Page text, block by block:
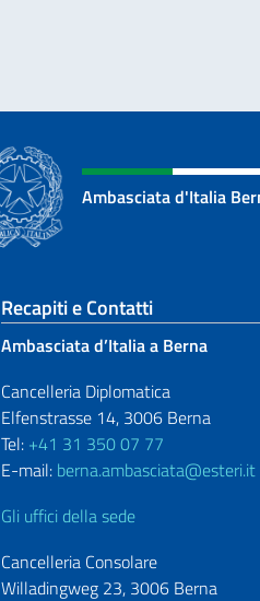
Ambasciata d'Italia
Sezione footer
Recapiti e Contatti
Ambasciata d’Italia a Berna
Cancelleria Diplomatica
Elfenstrasse 14, 3006 Berna
Tel: +41 31 350 07 77
E-mail: berna.ambasciata@esteri.it
Gli uffici della sede
Cancelleria Consolare
Willadingweg 23, 3006 Berna